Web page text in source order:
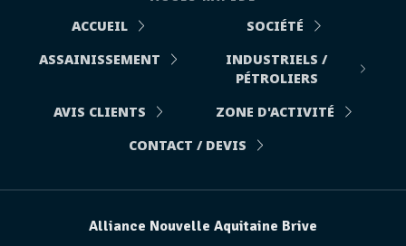
ACCUEIL
SOCIÉTÉ
ASSAINISSEMENT
INDUSTRIELS /
PÉTROLIERS
AVIS CLIENTS
ZONE D'ACTIVITÉ
CONTACT / DEVIS
Alliance Nouvelle Aquitaine Brive